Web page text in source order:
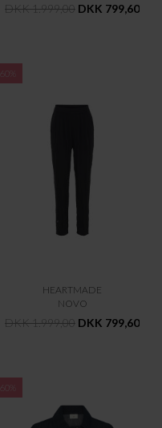
DKK 1.999,00 DKK 799,60
-60%
HEARTMADE
NOVO
DKK 1.999,00 DKK 799,60
-60%